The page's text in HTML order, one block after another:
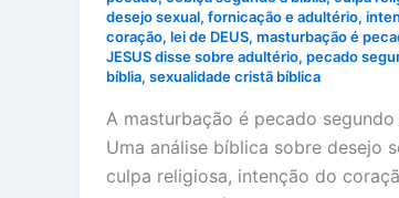
desejo sexual, fornicação e adultério,
coração, lei de DEUS, masturbação é
JESUS disse sobre adultério, pecado
bíblia, sexualidade cristã bíblica
A masturbação é pecado segundo
Uma análise bíblica sobre desejo
culpa religiosa, intenção do